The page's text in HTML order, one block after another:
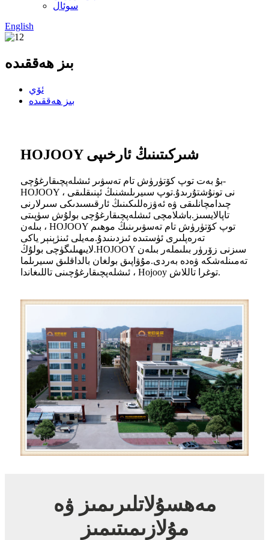
سوئال
English
بىز ھەققىدە
ئۆي
بىز ھەققىدە
HOJOOY شىركىتىنىڭ ئارخىپى
بۇ بەت توپ كۆتۈرۈش تام تەسۋىر ئىشلەپچىقارغۇچى-
HOJOOY نى تونۇشتۇرىدۇ.توپ سىيرىلىشنىڭ ئېنىقلىقى ،
چىدامچانلىقى ۋە ئەۋزەللىكىنىڭ ئارقىسىدىكى سىرلارنى
تاپالايسىز.باشلامچى ئىشلەپچىقارغۇچى بولۇش سۈپىتى
بىلەن ، HOJOOY توپ كۆتۈرۈش تام تەسۋىرىنىڭ موھىم
تەرەپلىرى ئۈستىدە ئىزدىنىدۇ.مەيلى ئىنژېنېر ياكى
لايىھىلىگۈچى بولۇڭ.HOJOOY سىزنى زۆرۈر بىلىملەر بىلەن
تەمىنلەشكە ۋەدە بەردى.مۇۋاپىق بولغان بالداقلىق سىيرىلما
ئىشلەپچىقارغۇچىنى تاللىغاندا ، Hojooy توغرا تاللاش.
مەھسۇلاتلىرىمىز ۋە
مۇلازىمىتىمىز